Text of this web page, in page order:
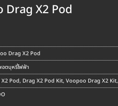
Drag X2 Pod
Drag X2 Pod
อตบุหรี่ไฟฟ้า
Pod, Drag X2 Pod Kit, Voopoo Drag X2 Kit,